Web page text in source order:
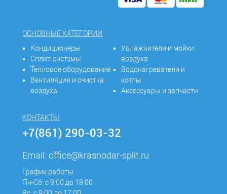
ОСНОВНЫЕ КАТЕГОРИИ
Кондиционеры
Сплит-системы
Тепловое оборудование
Вентиляция и очистка
воздуха
Увлажнители и мойки
воздуха
Водонагреватели и
котлы
Аксессуары и запчасти
КОНТАКТЫ
+7(861) 290-03-32
Email:office@krasnodar-split.ru
График работы
Пн-Сб: с 9:00 до 18:00